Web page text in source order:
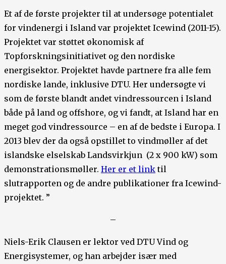
Et af de første projekter til at undersøge potentialet
for vindenergi i Island var projektet Icewind (2011-15).
Projektet var støttet økonomisk af
Topforskningsinitiativet og den nordiske
energisektor. Projektet havde partnere fra alle fem
nordiske lande, inklusive DTU. Her undersøgte vi
som de første blandt andet vindressourcen i Island
både på land og offshore, og vi fandt, at Island har en
meget god vindressource – en af de bedste i Europa. I
2013 blev der da også opstillet to vindmøller af det
islandske elselskab Landsvirkjun (2 x 900 kW) som
demonstrationsmøller. Her er et linktil
slutrapporten og de andre publikationer fra Icewind-
projektet. ”
–
Niels-Erik Clausen er lektor ved DTU Vind og
Energisystemer, og han arbejder især med